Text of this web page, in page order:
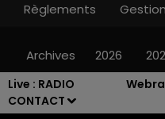
Live : RADIO
CONTACT
Règlements
Archives 2026